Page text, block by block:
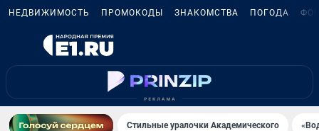
НЕДВИЖИМОСТЬ ПРОМОКОДЫ ЗНАКОМСТВА ПОГОДА
Стильные уралочки Академического